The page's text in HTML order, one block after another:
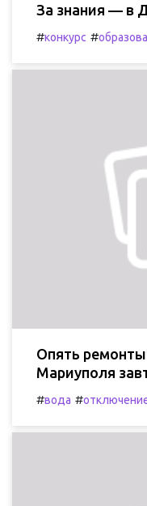
За знания — в
#конкурс #
Опять
Мариуполя
#вода #